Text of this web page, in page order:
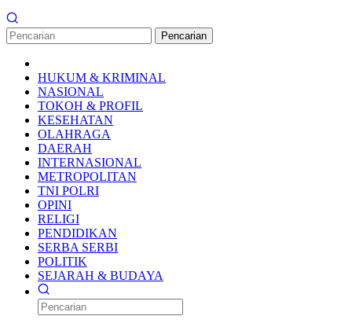
Pencarian
HUKUM & KRIMINAL
NASIONAL
TOKOH & PROFIL
KESEHATAN
OLAHRAGA
DAERAH
INTERNASIONAL
METROPOLITAN
TNI POLRI
OPINI
RELIGI
PENDIDIKAN
SERBA SERBI
POLITIK
SEJARAH & BUDAYA